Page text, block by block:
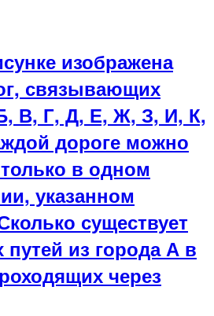
изображена
связывающих
В, Г, Д, Е, Ж, З, И, К,
дороге можно
в одном
указанном
существует
из города А в
через